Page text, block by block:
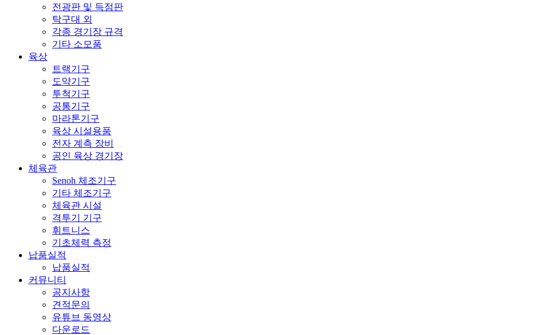
전광판 및 득점판
탁구대 외
각종 경기장 규격
기타 소모품
육상
트랙기구
도약기구
투척기구
공통기구
마라톤기구
육상 시설용품
전자 계측 장비
공인 육상 경기장
체육관
Senoh 체조기구
기타 체조기구
체육관 시설
격투기 기구
휘트니스
기초체력 측정
납품실적
납품실적
커뮤니티
공지사항
견적문의
유튜브 동영상
다운로드